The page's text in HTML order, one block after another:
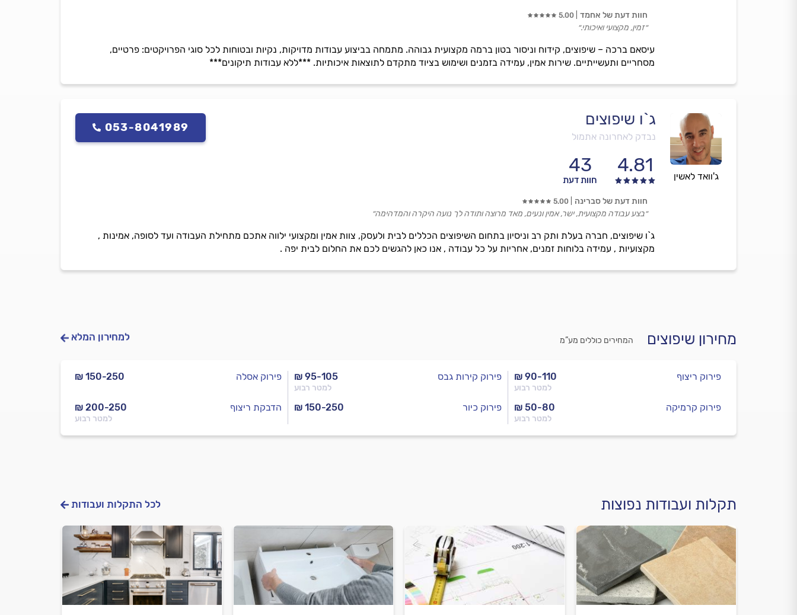
עיסאם ברכה – שיפוצים, קידוח וניסור בטון ברמה מקצועית גבוהה. מתמחה בביצוע עבודות מדויקות, נקיות ובטוחות לכל סוגי הפרויקטים: פרטיים,
מסחריים ותעשייתיים. שירות אמין, עמידה בזמנים ושימוש בציוד מתקדם לתוצאות איכותיות. ***ללא עבודות תיקונים***
חוות דעת של אחמד 5.00
״זמין, מקצועי ואיכותי.״
ג'וואד לאשין
ג`ו שיפוצים
נבדק לאחרונה אתמול
4.81
43
חוות דעת
053-8041989
ג`ו שיפוצים, חברה בעלת ותק רב וניסיון בתחום השיפוצים הכללים לבית ולעסק, צוות אמין ומקצועי ילווה אתכם מתחילת העבודה ועד לסופה, אמינות ,
מקצועיות , עמידה בלוחות זמנים, אחריות על כל עבודה , אנו כאן להגשים לכם את החלום לבית יפה .
חוות דעת של סברינה 5.00
״בצע עבודה מקצועית, ישר, אמין ונעים, מאד מרוצה ותודה לך נועה היקרה והמדהימה״
מחירון שיפוצים המחירים כוללים מע”מ למחירון המלא
₪ 90-110
למטר רבוע
פירוק ריצוף
₪ 50-80
למטר רבוע
פירוק קרמיקה
₪ 95-105
למטר רבוע
פירוק קירות גבס
₪ 150-250 פירוק כיור
₪ 150-250 פירוק אסלה
₪ 200-250
למטר רבוע
הדבקת ריצוף
תקלות ועבודות נפוצות לכל התקלות ועבודות